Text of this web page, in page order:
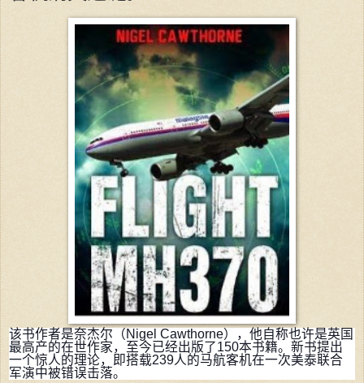
该书作者是奈杰尔（Nigel Cawthorne），他自称也许是英国
最高产的在世作家，至今已经出版了150本书籍。新书提出
一个惊人的理论，即搭载239人的马航客机在一次美泰联合
军演中被错误击落。